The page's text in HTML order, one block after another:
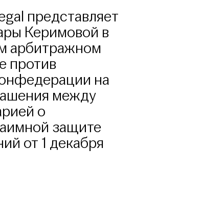
представляет
Керимовой в
арбитражном
против
на
между
о
защите
от 1 декабря